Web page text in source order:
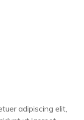
adipiscing elit,